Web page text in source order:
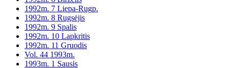
1992m. 7 Liepa-Rugp.
1992m. 8 Rugsėjis
1992m. 9 Spalis
1992m. 10 Lapkritis
1992m. 11 Gruodis
Vol. 44 1993m.
1993m. 1 Sausis